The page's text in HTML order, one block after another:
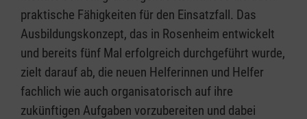
praktische Fähigkeiten für den Einsatzfall. Das
Ausbildungskonzept, das in Rosenheim entwickelt
und bereits fünf Mal erfolgreich durchgeführt wurde,
zielt darauf ab, die neuen Helferinnen und Helfer
fachlich wie auch organisatorisch auf ihre
zukünftigen Aufgaben vorzubereiten und dabei